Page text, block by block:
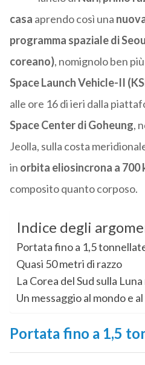
casa aprendo così una
programma spaziale di
coreano), nomignolo ben
Space Launch Vehicle-II
alle ore 16 di ieri dalla
Space Center di Goheung,
Jeolla, sulla costa
in orbita eliosincrona a 700
composito quanto corposo.
Indice degli
Portata fino a 1,5
Quasi 50 metri di razzo
La Corea del Sud sulla
Un messaggio al mondo e
Portata fino a 1,5